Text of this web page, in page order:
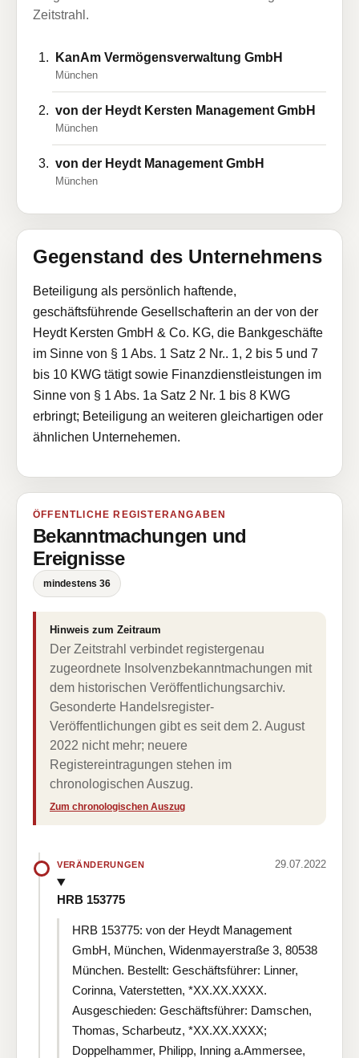
Zeitstrahl.
KanAm Vermögensverwaltung GmbH
München
von der Heydt Kersten Management GmbH
München
von der Heydt Management GmbH
München
Gegenstand des Unternehmens
Beteiligung als persönlich haftende,
geschäftsführende Gesellschafterin an der von der
Heydt Kersten GmbH & Co. KG, die Bankgeschäfte
im Sinne von § 1 Abs. 1 Satz 2 Nr.. 1, 2 bis 5 und 7
bis 10 KWG tätigt sowie Finanzdienstleistungen im
Sinne von § 1 Abs. 1a Satz 2 Nr. 1 bis 8 KWG
erbringt; Beteiligung an weiteren gleichartigen oder
ähnlichen Unternehemen.
ÖFFENTLICHE REGISTERANGABEN
Bekanntmachungen und
Ereignisse
mindestens 36
Hinweis zum Zeitraum
Der Zeitstrahl verbindet registergenau
zugeordnete Insolvenzbekanntmachungen mit
dem historischen Veröffentlichungsarchiv.
Gesonderte Handelsregister-
Veröffentlichungen gibt es seit dem 2. August
2022 nicht mehr; neuere
Registereintragungen stehen im
chronologischen Auszug.
Zum chronologischen Auszug
VERÄNDERUNGEN 29.07.2022
HRB 153775
HRB 153775: von der Heydt Management
GmbH, München, Widenmayerstraße 3, 80538
München. Bestellt: Geschäftsführer: Linner,
Corinna, Vaterstetten, *XX.XX.XXXX.
Ausgeschieden: Geschäftsführer: Damschen,
Thomas, Scharbeutz, *XX.XX.XXXX;
Doppelhammer, Philipp, Inning a.Ammersee,